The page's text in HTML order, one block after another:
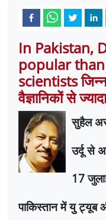
In Pakistan,
popular
scientists
वैज्ञानिकों से
सुहैल
उर्दू से
17
पाकिस्तान में यु ट्यूब